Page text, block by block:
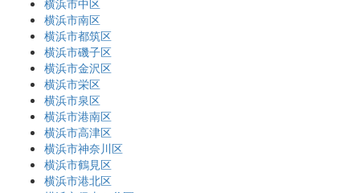
横浜市中区
横浜市南区
横浜市都筑区
横浜市磯子区
横浜市金沢区
横浜市栄区
横浜市泉区
横浜市港南区
横浜市高津区
横浜市神奈川区
横浜市鶴見区
横浜市港北区